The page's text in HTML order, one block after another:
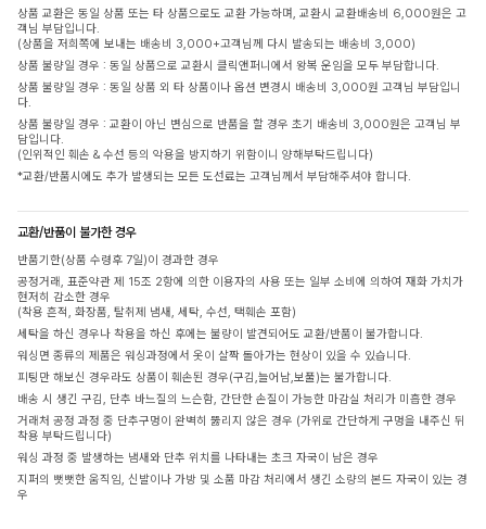
상품 교환은 동일 상품 또는 타 상품으로도 교환 가능하며, 교환시 교환배송비 6,000원은 고
객님 부담입니다.
(상품을 저희쪽에 보내는 배송비 3,000+고객님께 다시 발송되는 배송비 3,000)
상품 불량일 경우 : 동일 상품으로 교환시 클릭앤퍼니에서 왕복 운임을 모두 부담합니다.
상품 불량일 경우 : 동일 상품 외 타 상품이나 옵션 변경시 배송비 3,000원 고객님 부담입니
다.
상품 불량일 경우 : 교환이 아닌 변심으로 반품을 할 경우 초기 배송비 3,000원은 고객님 부
담입니다.
(인위적인 훼손 & 수선 등의 악용을 방지하기 위함이니 양해부탁드립니다)
*교환/반품시에도 추가 발생되는 모든 도선료는 고객님께서 부담해주셔야 합니다.
교환/반품이 불가한 경우
반품기한(상품 수령후 7일)이 경과한 경우
공정거래, 표준약관 제 15조 2항에 의한 이용자의 사용 또는 일부 소비에 의하여 재화 가치가
현저히 감소한 경우
(착용 흔적, 화장품, 탈취제 냄새, 세탁, 수선, 택훼손 포함)
세탁을 하신 경우나 착용을 하신 후에는 불량이 발견되어도 교환/반품이 불가합니다.
워싱면 종류의 제품은 워싱과정에서 옷이 살짝 돌아가는 현상이 있을 수 있습니다.
피팅만 해보신 경우라도 상품이 훼손된 경우(구김,늘어남,보풀)는 불가합니다.
배송 시 생긴 구김, 단추 바느질의 느슨함, 간단한 손질이 가능한 마감실 처리가 미흡한 경우
거래처 공정 과정 중 단추구멍이 완벽히 뚫리지 않은 경우 (가위로 간단하게 구멍을 내주신 뒤
착용 부탁드립니다)
워싱 과정 중 발생하는 냄새와 단추 위치를 나타내는 초크 자국이 남은 경우
지퍼의 뻣뻣한 움직임, 신발이나 가방 및 소품 마감 처리에서 생긴 소량의 본드 자국이 있는 경
우